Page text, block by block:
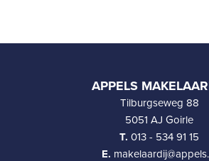
APPELS
Tilburgseweg 88
5051 AJ Goirle
T. 013 - 534 91 15
E.